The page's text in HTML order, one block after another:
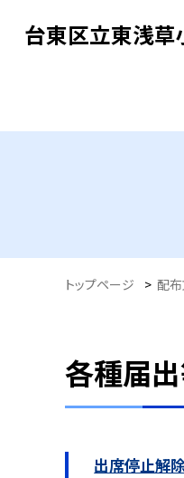
台東区立東浅草
トップページ > 配
各種届出
出席停止解